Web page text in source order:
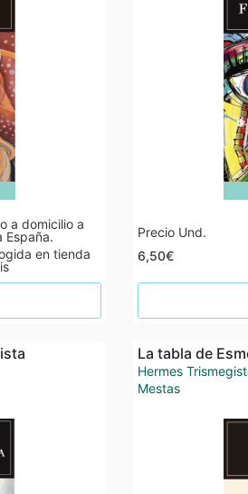
a domicilio a
España.
en tienda
Precio Und.
6,50€
La tabla de
Hermes
Mestas